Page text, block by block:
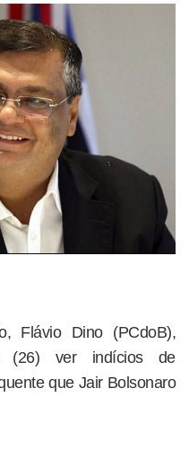
Flávio Dino (PCdoB),
(26) ver indícios de
que Jair Bolsonaro